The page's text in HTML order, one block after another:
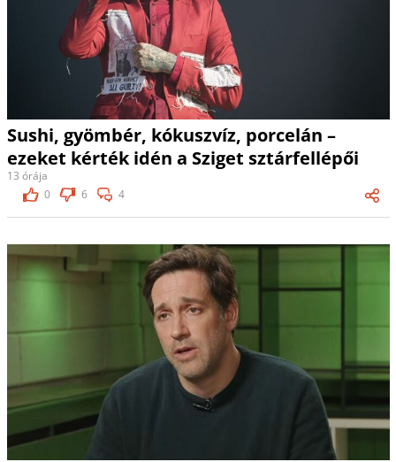
Sushi, gyömbér, kókuszvíz, porcelán –
ezeket kérték idén a Sziget sztárfellépői
13 órája
0
6 4